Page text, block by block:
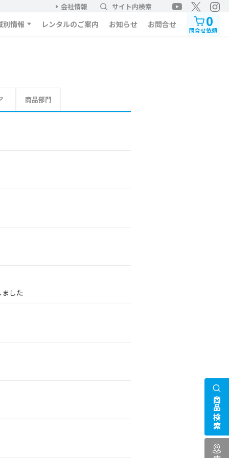
会社情報 サイト内検索
別情報 レンタルのご案内 お知らせ お問合せ 0
問合せ依頼
商品部門
した
商品検索